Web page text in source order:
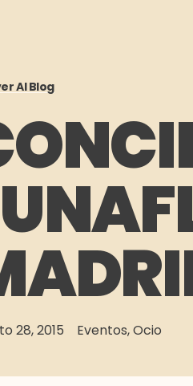
Al Blog
28, 2015 Eventos,Ocio